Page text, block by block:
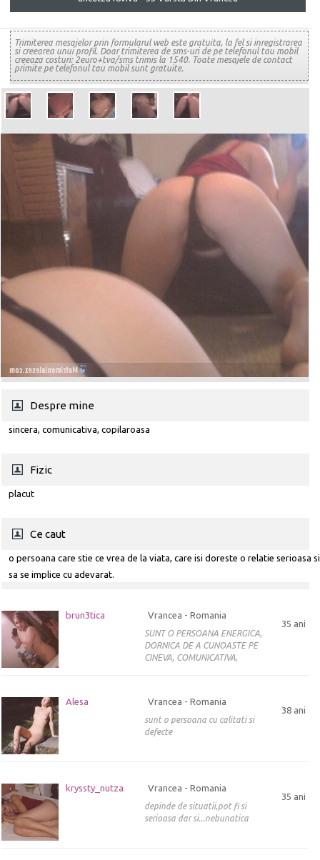
Trimiterea mesajelor prin formularul web este gratuita, la fel si inregistrarea
si creearea unui profil. Doar trimiterea de sms-uri de pe telefonul tau mobil
creeaza costuri: 2euro+tva/sms trimis la 1540. Toate mesajele de contact
primite pe telefonul tau mobil sunt gratuite.
Despre mine
sincera, comunicativa, copilaroasa
Fizic
placut
Ce caut
o persoana care stie ce vrea de la viata, care isi doreste o relatie serioasa
sa se implice cu adevarat.
brun3tica
35 ani
Vrancea - Romania
SUNT O PERSOANA ENERGICA,
DORNICA DE A CUNOASTE PE
CINEVA, COMUNICATIVA,
Alesa
38 ani
Vrancea - Romania
sunt o persoana cu calitati si
defecte
kryssty_nutza
35 ani
Vrancea - Romania
depinde de situatii,pot fi si
serioasa dar si...nebunatica